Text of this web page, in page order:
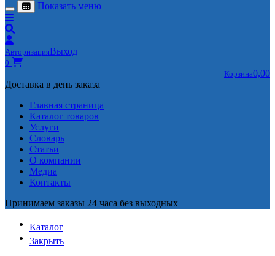
Показать меню
АвторизацияВыход
0
Корзина0,00
Доставка в день заказа
Главная страница
Каталог товаров
Услуги
Словарь
Статьи
О компании
Медиа
Контакты
Принимаем заказы 24 часа без выходных
Каталог
Закрыть